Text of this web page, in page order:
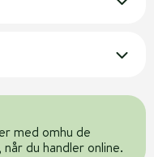
med omhu de
du handler online.